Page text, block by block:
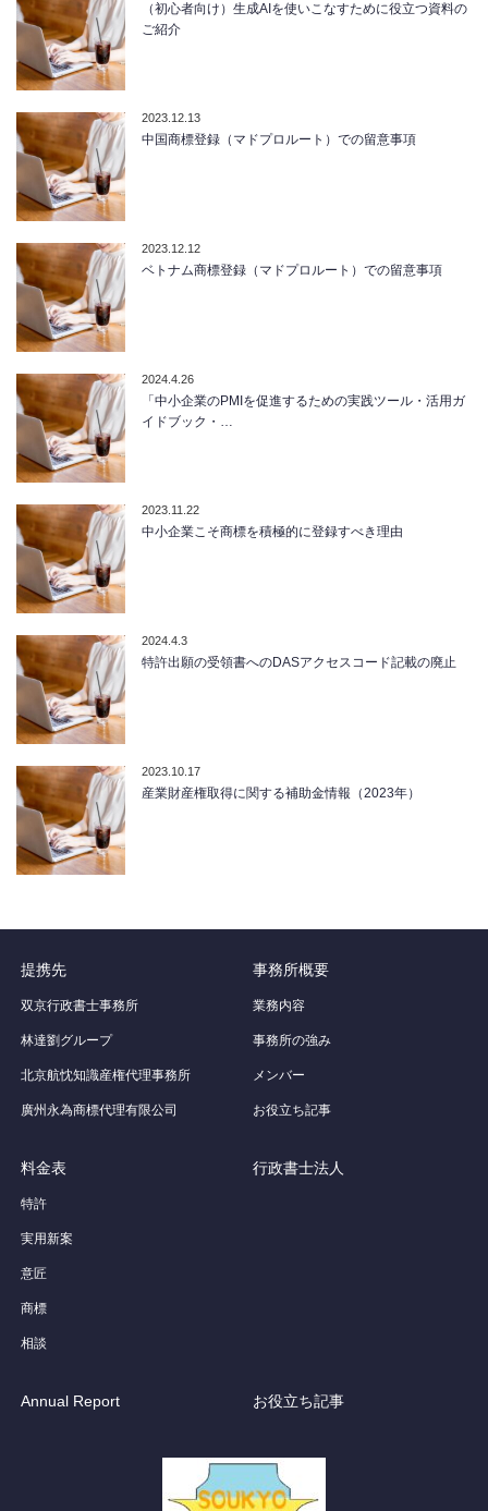
（初心者向け）生成AIを使いこなすために役立つ資料の
ご紹介
2023.12.13
中国商標登録（マドプロルート）での留意事項
2023.12.12
ベトナム商標登録（マドプロルート）での留意事項
2024.4.26
「中小企業のPMIを促進するための実践ツール・活用ガ
イドブック・…
2023.11.22
中小企業こそ商標を積極的に登録すべき理由
2024.4.3
特許出願の受領書へのDASアクセスコード記載の廃止
2023.10.17
産業財産権取得に関する補助金情報（2023年）
提携先
双京行政書士事務所
林達劉グループ
北京航忱知識産権代理事務所
廣州永為商標代理有限公司
事務所概要
業務内容
事務所の強み
メンバー
お役立ち記事
料金表
特許
実用新案
意匠
商標
相談
行政書士法人
Annual Report お役立ち記事